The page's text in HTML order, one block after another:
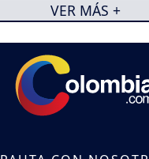
VER MÁS +